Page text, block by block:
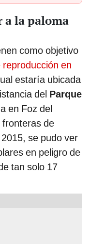
a la paloma
como objetivo
en
estaría ubicada
del Parque
en Foz del
fronteras de
se pudo ver
en peligro de
tan solo 17